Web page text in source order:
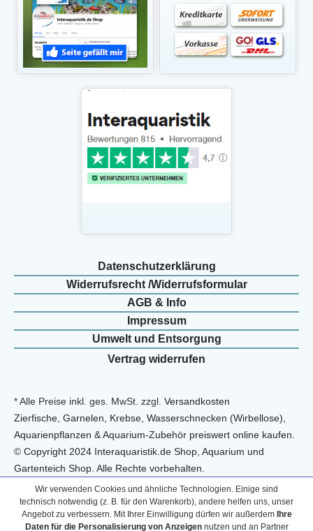
Daten­schutz­erklärung
Widerrufs­recht /Widerrufs­formular
AGB & Info
Impressum
Umwelt und Entsorgung
Vertrag widerrufen
* Alle Preise inkl. ges. MwSt. zzgl. Versandkosten
Zierfische, Garnelen, Krebse, Wasserschnecken (Wirbellose),
Aquarienpflanzen & Aquarium-Zubehör preiswert online kaufen.
© Copyright 2024 Interaquaristik.de Shop, Aquarium und
Gartenteich Shop. Alle Rechte vorbehalten.
Wir verwenden Cookies und ähnliche Technologien. Einige sind
technisch notwendig (z. B. für den Warenkorb), andere helfen uns, unser
Angebot zu verbessern. Mit Ihrer Einwilligung dürfen wir außerdem Ihre
Daten für die Personalisierung von Anzeigennutzen und an Partner